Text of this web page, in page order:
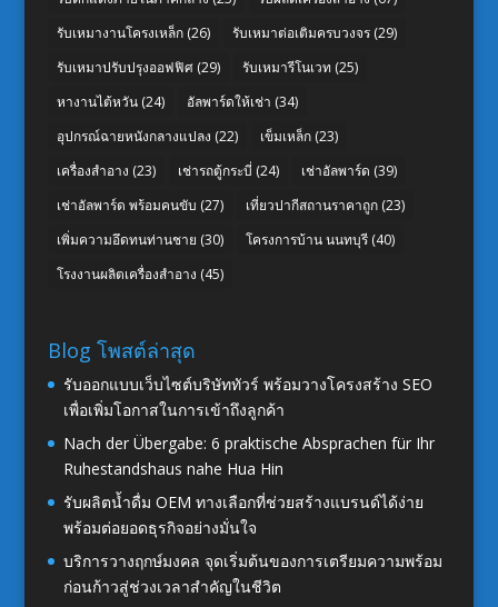
รับเหมางานโครงเหล็ก(26) รับเหมาต่อเติมครบวงจร(29)
รับเหมาปรับปรุงออฟฟิศ(29) รับเหมารีโนเวท (25)
หางานไต้หวัน(24) อัลพาร์ดให้เช่า (34)
อุปกรณ์ฉายหนังกลางแปลง (22) เข็มเหล็ก(23)
เครื่องสำอาง (23) เช่ารถตู้กระบี่ (24) เช่าอัลพาร์ด (39)
เช่าอัลพาร์ด พร้อมคนขับ (27) เที่ยวปากีสถานราคาถูก(23)
เพิ่มความอึดทนท่านชาย (30) โครงการบ้าน นนทบุรี(40)
โรงงานผลิตเครื่องสำอาง (45)
Blog โพสต์ล่าสุด
รับออกแบบเว็บไซต์บริษัททัวร์ พร้อมวางโครงสร้าง SEO
เพื่อเพิ่มโอกาสในการเข้าถึงลูกค้า
Nach der Übergabe: 6 praktische Absprachen für Ihr
Ruhestandshaus nahe Hua Hin
รับผลิตน้ำดื่ม OEM ทางเลือกที่ช่วยสร้างแบรนด์ได้ง่าย
พร้อมต่อยอดธุรกิจอย่างมั่นใจ
บริการวางฤกษ์มงคล จุดเริ่มต้นของการเตรียมความพร้อม
ก่อนก้าวสู่ช่วงเวลาสำคัญในชีวิต